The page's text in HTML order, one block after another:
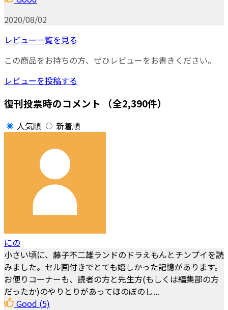
2020/08/02
レビュー一覧を見る
この商品をお持ちの方、ぜひレビューをお書きください。
レビューを投稿する
復刊投票時のコメント （全2,390件）
人気順 新着順
にの
小さい頃に、藤子不二雄ランドのドラえもんとチンプイを読
みました。セル画付きでとても嬉しかった記憶があります。
お便りコーナーも、読者の方と先生方(もしくは編集部の方
だったか)のやりとりがあってほのぼのし...
Good (5)